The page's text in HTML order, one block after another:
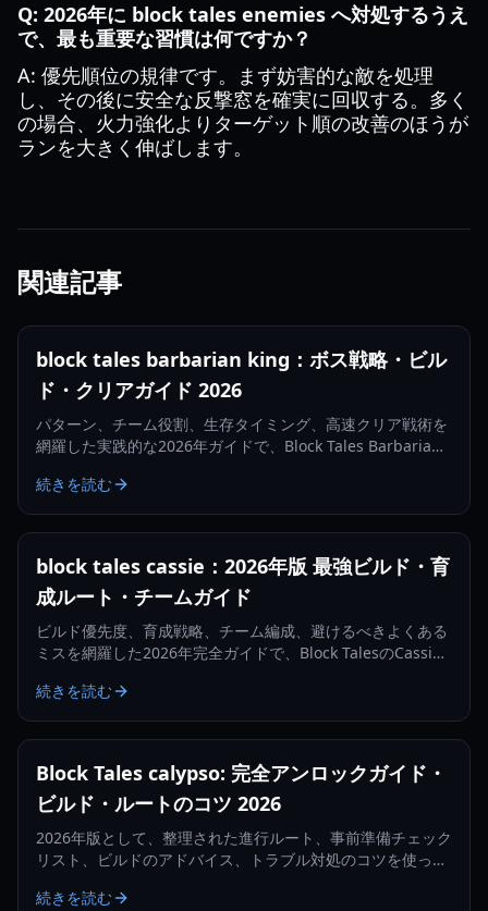
Q: 2026年に block tales enemies へ対処するうえ
で、最も重要な習慣は何ですか？
A: 優先順位の規律です。まず妨害的な敵を処理
し、その後に安全な反撃窓を確実に回収する。多く
の場合、火力強化よりターゲット順の改善のほうが
ランを大きく伸ばします。
関連記事
block tales barbarian king：ボス戦略・ビル
ド・クリアガイド 2026
パターン、チーム役割、生存タイミング、高速クリア戦術を
網羅した実践的な2026年ガイドで、Block Tales Barbarian
続きを読む
block tales cassie：2026年版 最強ビルド・育
成ルート・チームガイド
ビルド優先度、育成戦略、チーム編成、避けるべきよくある
ミスを網羅した2026年完全ガイドで、Block TalesのCassie
続きを読む
Block Tales calypso: 完全アンロックガイド・
ビルド・ルートのコツ 2026
2026年版として、整理された進行ルート、事前準備チェック
リスト、ビルドのアドバイス、トラブル対処のコツを使って
続きを読む